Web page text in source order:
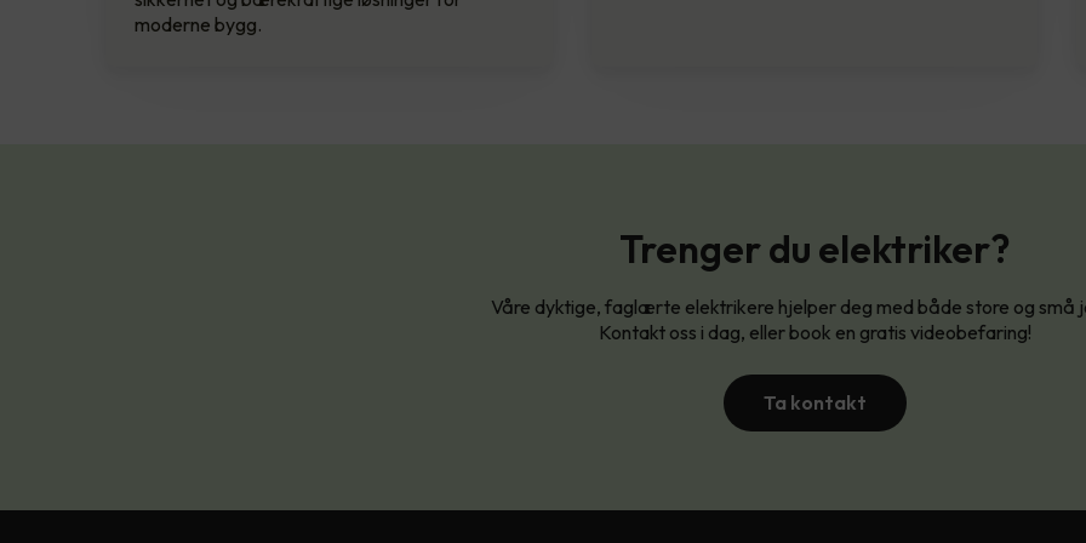
moderne bygg.
Trenger du elektriker?
Våre dyktige, faglærte elektrikere hjelper deg med både store og små
Kontakt oss i dag, eller book en gratis videobefaring!
Ta kontakt